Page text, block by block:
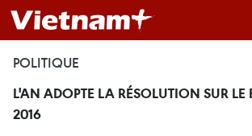
POLITIQUE
L'AN ADOPTE LA RÉSOLUTION SUR LE
2016